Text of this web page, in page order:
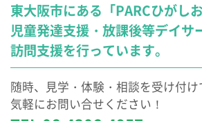
東大阪市にある「PARCひがし
児童発達支援・放課後等デイサ
訪問支援を行っています。
随時、見学・体験・相談を受け付
気軽にお問い合せください！